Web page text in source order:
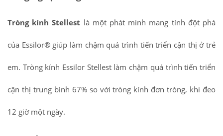
Tròng kính Stellest là một phát minh mang tính đột phá
của Essilor® giúp làm chậm quá trình tiến triển cận thị ở trẻ
em. Tròng kính Essilor Stellest làm chậm quá trình tiến triển
cận thị trung bình 67% so với tròng kính đơn tròng, khi đeo
12 giờ một ngày.